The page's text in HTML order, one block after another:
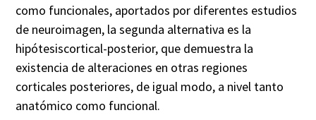
como funcionales, aportados por diferentes estudios
de neuroimagen, la segunda alternativa es la
hipótesiscortical-posterior, que demuestra la
existencia de alteraciones en otras regiones
corticales posteriores, de igual modo, a nivel tanto
anatómico como funcional.